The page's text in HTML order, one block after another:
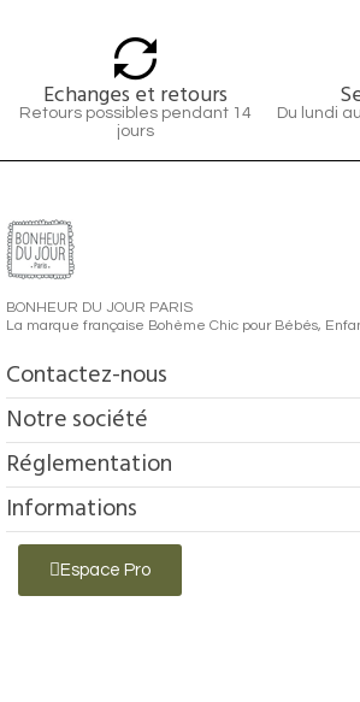
Echanges et retours
Retours possibles pendant 14
jours
Du lundi
BONHEUR DU JOUR PARIS
La marque française Bohème Chic pour Bébés,
Contactez-nous
Notre société
Réglementation
Informations
Espace Pro